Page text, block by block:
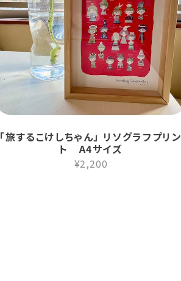
「旅するこけしちゃん」 リソグラフプリン
ト A4サイズ
¥2,200